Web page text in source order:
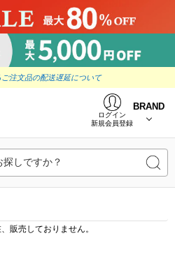
注文品の配送遅延について
ログイン
新規会員登録
BRAND
探しですか？
販売しておりません。